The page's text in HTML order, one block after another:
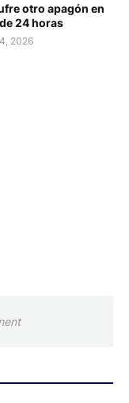
otro apagón en
24 horas
2026